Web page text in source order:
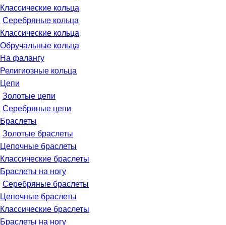
Классические кольца
Серебряные кольца
Классические кольца
Обручальные кольца
На фалангу
Религиозные кольца
Цепи
Золотые цепи
Серебряные цепи
Браслеты
Золотые браслеты
Цепочные браслеты
Классические браслеты
Браслеты на ногу
Серебряные браслеты
Цепочные браслеты
Классические браслеты
Браслеты на ногу